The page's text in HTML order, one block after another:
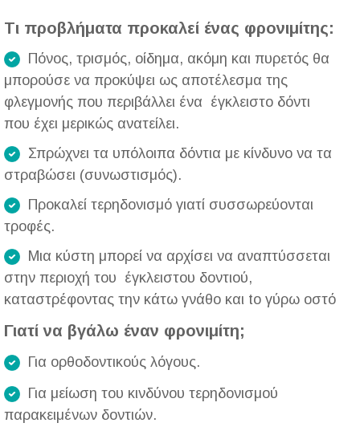
Τι προβλήματα προκαλεί ένας φρονιμίτης:
Πόνος, τρισμός, οίδημα, ακόμη και πυρετός θα
μπορούσε να προκύψει ως αποτέλεσμα της
φλεγμονής που περιβάλλει ένα έγκλειστο δόντι
που έχει μερικώς ανατείλει.
Σπρώχνει τα υπόλοιπα δόντια με κίνδυνο να τα
στραβώσει (συνωστισμός).
Προκαλεί τερηδονισμό γιατί συσσωρεύονται
τροφές.
Μια κύστη μπορεί να αρχίσει να αναπτύσσεται
στην περιοχή του έγκλειστου δοντιού,
καταστρέφοντας την κάτω γνάθο και to γύρω οστό
Γιατί να βγάλω έναν φρονιμίτη;
Για ορθοδοντικούς λόγους.
Για μείωση του κινδύνου τερηδονισμού
παρακειμένων δοντιών.